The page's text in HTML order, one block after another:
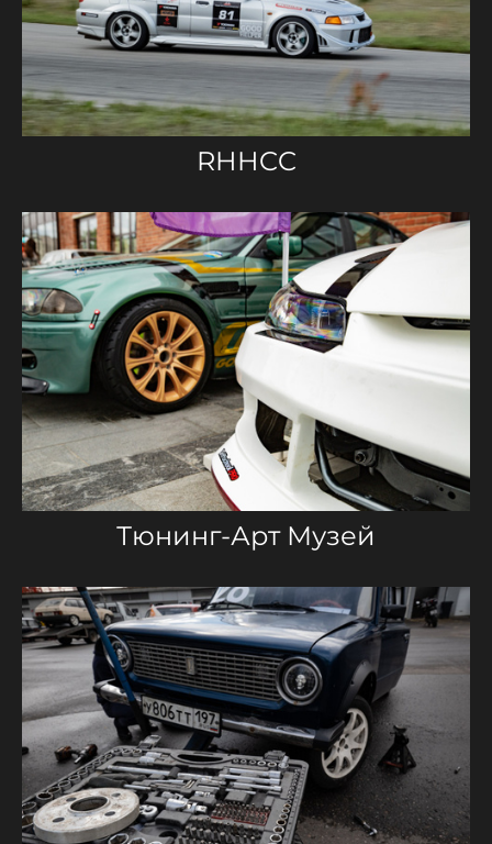
RHHCC
Тюнинг-Арт Музей